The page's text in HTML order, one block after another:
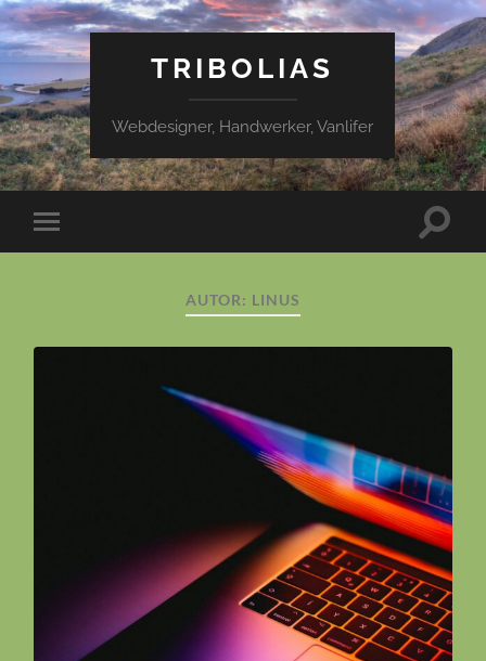
TRIBOLIAS
Webdesigner, Handwerker, Vanlifer
Mobile-
Menü
AUTOR: LINUS